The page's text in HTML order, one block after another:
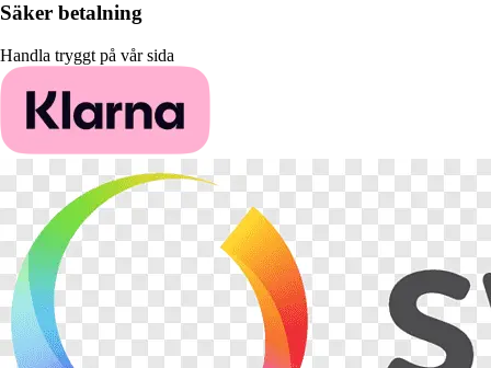
Säker betalning
Handla tryggt på vår sida